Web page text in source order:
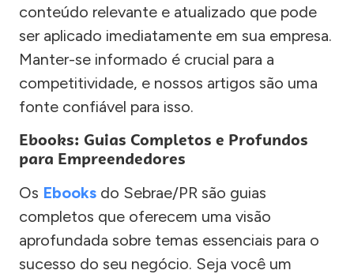
conteúdo relevante e atualizado que pode
ser aplicado imediatamente em sua empresa.
Manter-se informado é crucial para a
competitividade, e nossos artigos são uma
fonte confiável para isso.
Ebooks: Guias Completos e Profundos
para Empreendedores
Os Ebooks do Sebrae/PR são guias
completos que oferecem uma visão
aprofundada sobre temas essenciais para o
sucesso do seu negócio. Seja você um